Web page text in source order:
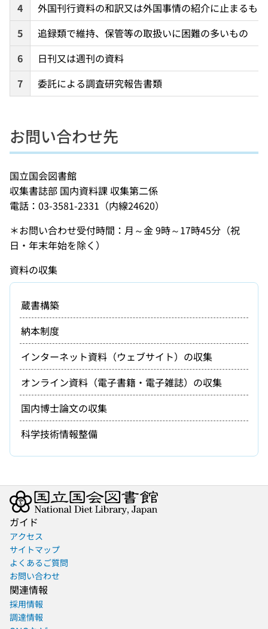
4
外国刊行資料の和訳又は外国事情の紹介に止まるもの
5
追録類で維持、保管等の取扱いに困難の多いもの
6
日刊又は週刊の資料
7
委託による調査研究報告書類
お問い合わせ先
国立国会図書館
収集書誌部 国内資料課 収集第二係
電話：03-3581-2331（内線24620）
＊お問い合わせ受付時間：月～金 9時～17時45分（祝
日・年末年始を除く）
資料の収集
蔵書構築
納本制度
インターネット資料（ウェブサイト）の収集
オンライン資料（電子書籍・電子雑誌）の収集
国内博士論文の収集
科学技術情報整備
ガイド
アクセス
サイトマップ
よくあるご質問
お問い合わせ
関連情報
採用情報
調達情報